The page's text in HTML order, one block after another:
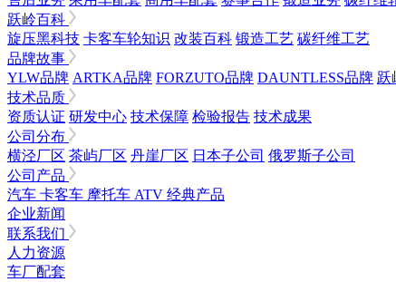
跃岭百科
旋压黑科技 卡客车轮知识 改装百科 锻造工艺 碳纤维工艺
品牌故事
YLW品牌 ARTKA品牌 FORZUTO品牌 DAUNTLESS品牌 跃
技术品质
资质认证 研发中心 技术保障 检验报告 技术成果
公司分布
横泾厂区 茶屿厂区 丹崖厂区 日本子公司 俄罗斯子公司
公司产品
汽车 卡客车 摩托车 ATV 经典产品
企业新闻
联系我们
人力资源
车厂配套